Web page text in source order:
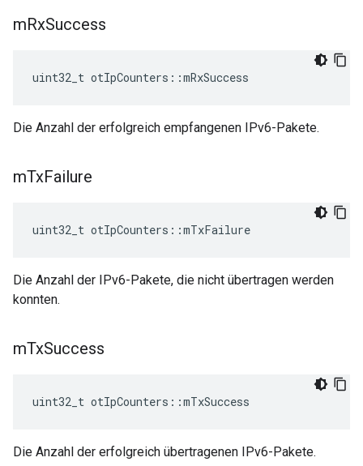
mRxSuccess
uint32_t otIpCounters ::mRxSuccess
Die Anzahl der erfolgreich empfangenen IPv6-Pakete.
mTxFailure
uint32_t otIpCounters ::mTxFailure
Die Anzahl der IPv6-Pakete, die nicht übertragen werden
konnten.
mTxSuccess
uint32_t otIpCounters ::mTxSuccess
Die Anzahl der erfolgreich übertragenen IPv6-Pakete.